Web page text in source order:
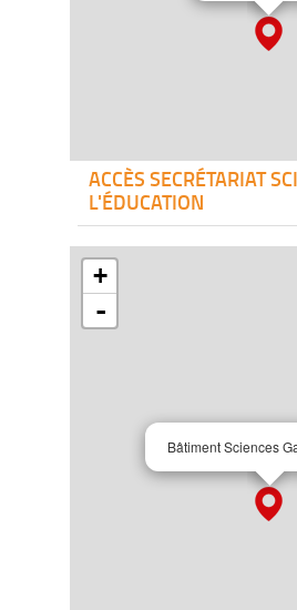
ACCÈS SECRÉTARIAT
L'ÉDUCATION